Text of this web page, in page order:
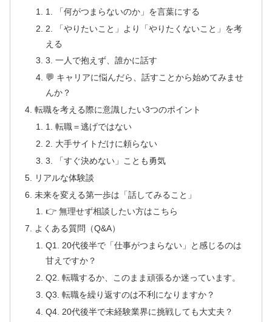
1. 「何がつまらないのか」を言葉にする
2. 「やりたいこと」より「やりたくないこと」を考
える
3. 一人で抱えず、誰かに話す
💬 キャリアに悩んだら、話すことから始めてみませ
んか？
転職を考える際に意識したい3つのポイント
1. 転職＝逃げではない
2. 大手サイトだけに頼らない
3. 「すぐ決めない」ことも勇気
リアルな体験談
未来を変える第一歩は「話してみること」
👉 無理せず相談したい方はこちら
よくある質問（Q&A）
Q1. 20代後半で「仕事がつまらない」と感じるのは
甘えですか？
Q2. 転職するか、このまま頑張るか迷っています。
Q3. 転職を繰り返すのは不利になりますか？
Q4. 20代後半で未経験業界に挑戦しても大丈夫？